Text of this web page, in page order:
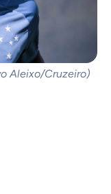
Aleixo/Cruzeiro)